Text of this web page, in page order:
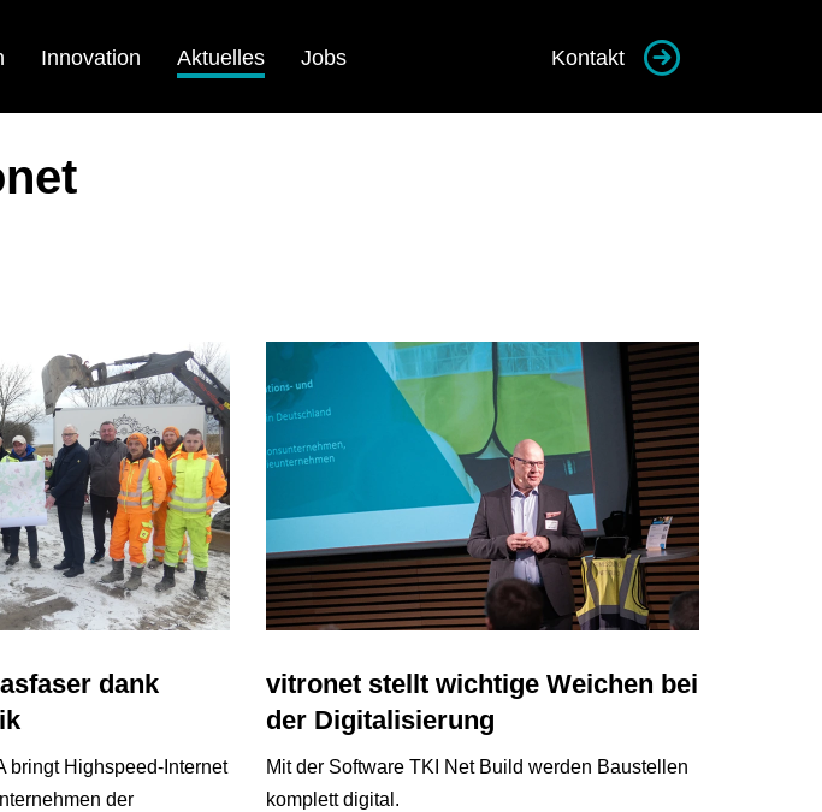
Innovation Aktuelles(Standort)
Jobs Kontakt
dank
bringt Highspeed-Internet
der
vitronet stellt wichtige Weichen bei
der Digitalisierung
Mit der Software TKI Net Build werden Baustellen
komplett digital.